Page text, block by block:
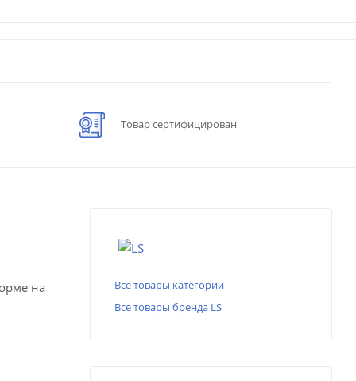
Товар сертифицирован
на
Все товары категории
Все товары бренда LS